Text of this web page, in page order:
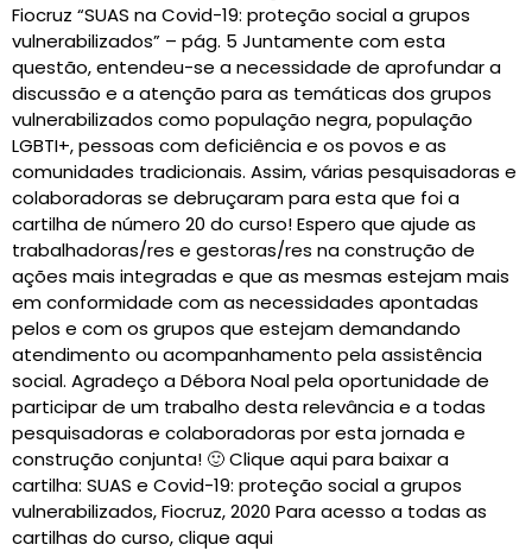
Fiocruz “SUAS na Covid-19: proteção social a grupos
vulnerabilizados” – pág. 5 Juntamente com esta
questão, entendeu-se a necessidade de aprofundar a
discussão e a atenção para as temáticas dos grupos
vulnerabilizados como população negra, população
LGBTI+, pessoas com deficiência e os povos e as
comunidades tradicionais. Assim, várias pesquisadoras e
colaboradoras se debruçaram para esta que foi a
cartilha de número 20 do curso! Espero que ajude as
trabalhadoras/res e gestoras/res na construção de
ações mais integradas e que as mesmas estejam mais
em conformidade com as necessidades apontadas
pelos e com os grupos que estejam demandando
atendimento ou acompanhamento pela assistência
social. Agradeço a Débora Noal pela oportunidade de
participar de um trabalho desta relevância e a todas
pesquisadoras e colaboradoras por esta jornada e
construção conjunta! 🙂 Clique aqui para baixar a
cartilha: SUAS e Covid-19: proteção social a grupos
vulnerabilizados, Fiocruz, 2020 Para acesso a todas as
cartilhas do curso, clique aqui